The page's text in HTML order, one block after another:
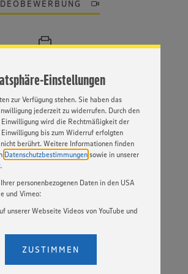
Einstellungen
Wir verwenden Ihre Daten, um unsere
Technologien ist freiwillig und kann
ÄNDERN”. Bitte beachten Sie, dass auf
ggf. nicht mehr alle
zur Verfügung stehen. Sie haben das
jederzeit zu widerrufen. Durch den
wird die Rechtmäßigkeit der
bis zum Widerruf erfolgten
berührt. Weitere Informationen finden
Datenschutzbestimmungen sowie in unserer
.
personenbezogenen Daten in den USA
und Vimeo:
unserer Webseite Videos von YouTube und
bezüglich YouTube und Vimeo zu ändern,
Daten (IP-Adresse, Zeitstempel, ggf.
auf unserer Webseite) an die Anbieter der
ZUSTIMMEN
KG